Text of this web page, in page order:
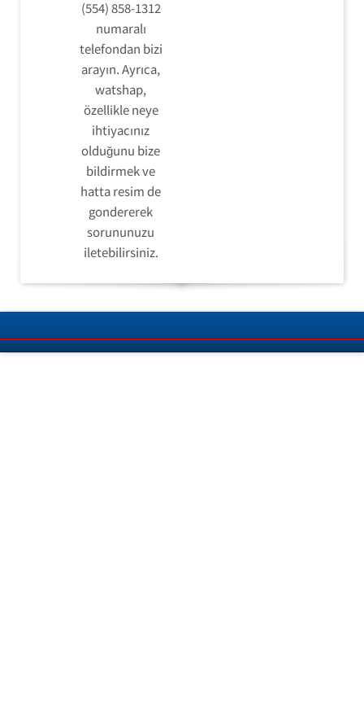
(554) 858-1312
numaralı
telefondan bizi
arayın. Ayrıca,
watshap,
özellikle neye
ihtiyacınız
olduğunu bize
bildirmek ve
hatta resim de
gondererek
sorununuzu
iletebilirsiniz.